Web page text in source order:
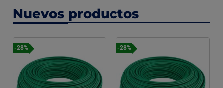
Nuevos productos
-28% -28%